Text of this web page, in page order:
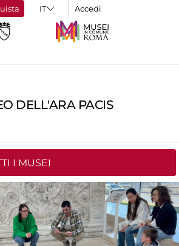
Accedi
DELL'ARA PACIS
I MUSEI